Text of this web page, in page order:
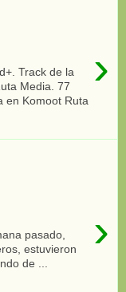
›
Track de la
Media. 77
en Komoot Ruta
›
pasado,
estuvieron
de ...